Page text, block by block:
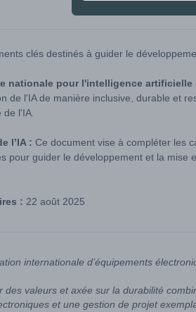
clés destinés à guider le
nationale pour l'intelligence artificielle
de l'IA de manière inclusive, durable et
l'IA.
l’IA : Ce document vise à compléter les
pour guider le développement et la mise
: 22 août 2025
internationale d’équipements
valeurs et axée sur la durabilité
et une gestion de projet